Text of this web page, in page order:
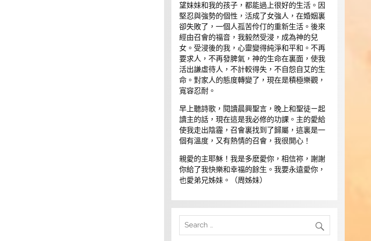
望妹妹和我的孩子，都能過上很好的生活。因
堅忍與強勢的個性，活成了女強人，在婚姻裏
卻失敗了，一個人孤苦伶仃的重新生活。後來
經由召會的福音，我毅然受浸，成為神的兒
女。受浸後的我，心靈變得純淨和平和。不再
要求人，不再發脾氣，神的生命在裏面，使我
活出謙虛待人，不計較得失，不自怨自艾的生
命。對家人的態度轉變了，現在是積極樂觀，
寬容忍耐。
早上聽詩歌，閱讀晨興聖言，晚上和聖徒ㄧ起
讀主的話，現在這是我必修的功課。主的愛給
使我走出陰霾，召會裏找到了歸屬，這裏是一
個有溫度，又有熱情的召會，我很開心！
親愛的主耶穌！我是多麽愛你，相信祢，謝謝
你給了我快樂和幸福的餘生。我要永遠愛你，
也愛弟兄姊妹。（周姊妹）